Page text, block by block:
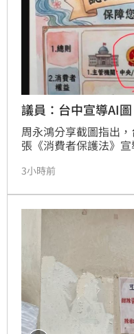
議員：台中宣導AI
周永鴻分享截圖指出
張《消費者保護法》
臺中市政府住宅發展工
3小時前